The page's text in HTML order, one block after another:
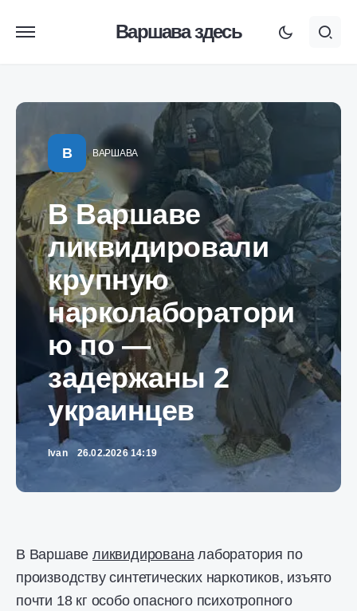
Варшава здесь
В ВАРШАВА
В Варшаве
ликвидировали
крупную
нарколаборатори
ю по —
задержаны 2
украинцев
Ivan 26.02.2026 14:19
В Варшавеликвидированалаборатория по
производству синтетических наркотиков, изъято
почти 18 кг особо опасного психотропного